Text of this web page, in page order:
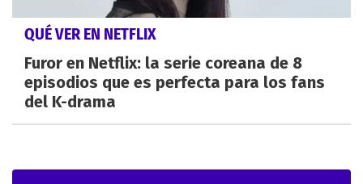
QUÉ VER EN NETFLIX
Furor en Netflix: la serie coreana de 8
episodios que es perfecta para los fans
del K-drama